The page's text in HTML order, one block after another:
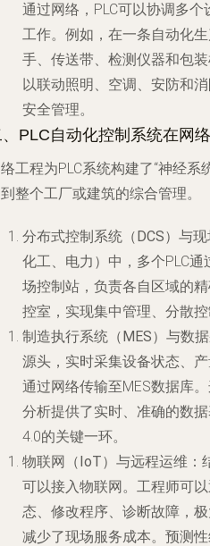
通过网络，PLC可以协调多
工作。例如，在一条自动化
手、传送带、检测仪器和包
以联动照明、空调、安防和
安全管理。
PLC自动化控制系统在网
工程为PLC系统构建了“神经
整个工厂或建筑的综合管理。
分布式控制系统（DCS）与
化工、电力）中，多个PLC
场控制站，负责各自区域的
控室，实现集中管理、分散控
制造执行系统（MES）与数
源头，实时采集设备状态、
通过网络传输至MES数据库
分析提供了实时、准确的数
4.0的关键一环。
物联网（IoT）与远程运维
可以接入物联网。工程师可
态、修改程序、诊断故障，
减少了现场服务成本。预测